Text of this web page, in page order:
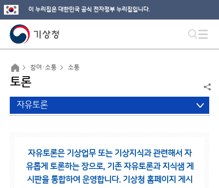
이 누리집은 대한민국 공식 전자정부 누리집입니다.
참여·소통 소통
토론
자유토론
자유토론은 기상업무 또는 기상지식과 관련해서 자
유롭게 토론하는 장으로, 기존 자유토론과 지식샘 게
시판을 통합하여 운영합니다. 기상청 홈페이지 게시